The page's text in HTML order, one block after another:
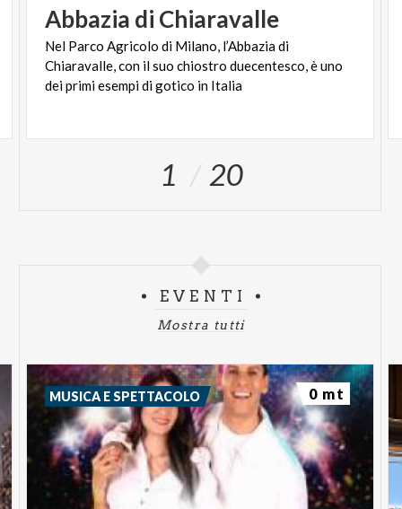
Abbazia di Chiaravalle
Nel Parco Agricolo di Milano, l’Abbazia di
Chiaravalle, con il suo chiostro duecentesco, è uno
dei primi esempi di gotico in Italia
1 20
EVENTI
Mostra tutti
MUSICA E SPETTACOLO 0 mt